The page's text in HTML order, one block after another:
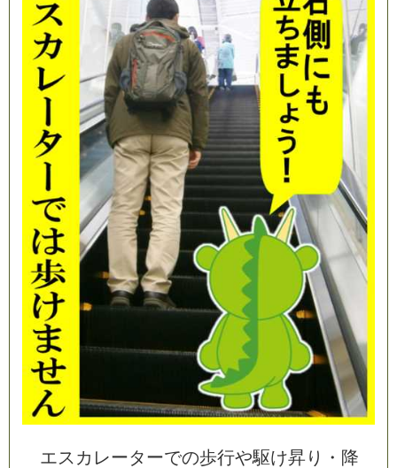
エス カ レーターでの歩行や駆け昇り ・ 降